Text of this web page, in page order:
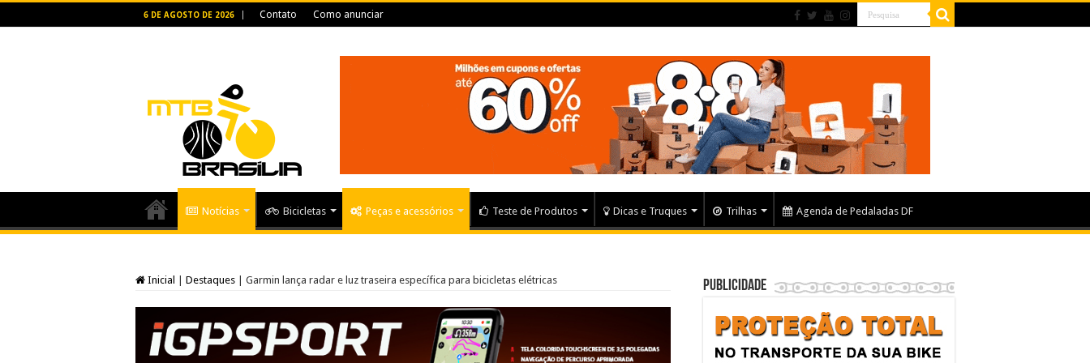
6 DE AGOSTO DE 2026 Contato Como anunciar
Notícias Bicicletas Peças e acessórios Teste de Produtos Dicas e Truques Trilhas Agenda de Pedaladas DF
Inicial Destaques Garmin lança radar e luz traseira específica para bicicletas elétricas Publicidade